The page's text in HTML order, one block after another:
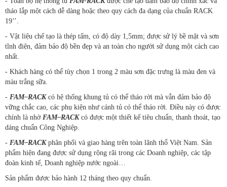
tháo lắp một cách dễ dàng hoặc theo quy cách đa dạng của chuẩn RACK
19’’.
- Vật liệu chế tạo là thép tấm, có độ dày 1,5mm; được sử lý bề mặt và sơn
tĩnh điện, đảm bảo độ bền đẹp và an toàn cho người sử dụng một cách cao
nhất.
- Khách hàng có thể tùy chọn 1 trong 2 màu sơn đặc trưng là màu đen và
màu trắng sữa.
- FAM–RACKcó hệ thống khung tủ có thể tháo rời mà vẫn đảm bảo độ
vững chắc cao, các phụ kiện như cánh tủ có thể tháo rời. Điều này có được
chính là nhờ FAM–RACKcó được một thiết kế tiêu chuẩn, thanh thoát, tạo
dáng chuẩn Công Nghiệp.
- FAM–RACKphân phối và giao hàng trên toàn lãnh thổ Việt Nam. Sản
phẩm hiện đang được sử dụng rộng rãi trong các Doanh nghiệp, các tập
đoàn kinh tế, Doanh nghiệp nước ngoài…
Sản phẩm được bảo hành 12 tháng theo quy chuẩn.